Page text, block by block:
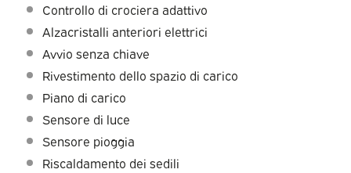
Controllo di crociera adattivo
Alzacristalli anteriori elettrici
Avvio senza chiave
Rivestimento dello spazio di carico
Piano di carico
Sensore di luce
Sensore pioggia
Riscaldamento dei sedili